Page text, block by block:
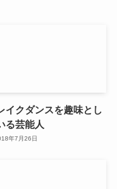
イクダンスを趣味とし
る芸能人
年7月26日